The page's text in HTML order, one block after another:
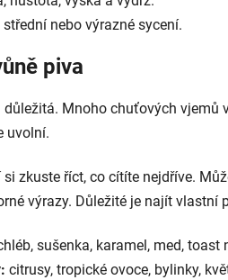
střední nebo výrazné sycení.
piva
Mnoho chuťových vjemů
uvolní.
zkuste říct, co cítíte nejdříve.
výrazy. Důležité je najít vlastní
sušenka, karamel, med, toast
citrusy, tropické ovoce, bylinky,